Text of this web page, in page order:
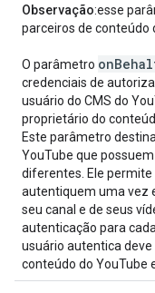
Observação:esse
parceiros de conteúdo
O parâmetro on
credenciais de
usuário do CMS do
proprietário do
Este parâmetro
YouTube que
diferentes. Ele
autentiquem uma vez
seu canal e de seus
autenticação para
usuário autentica
conteúdo do YouTube